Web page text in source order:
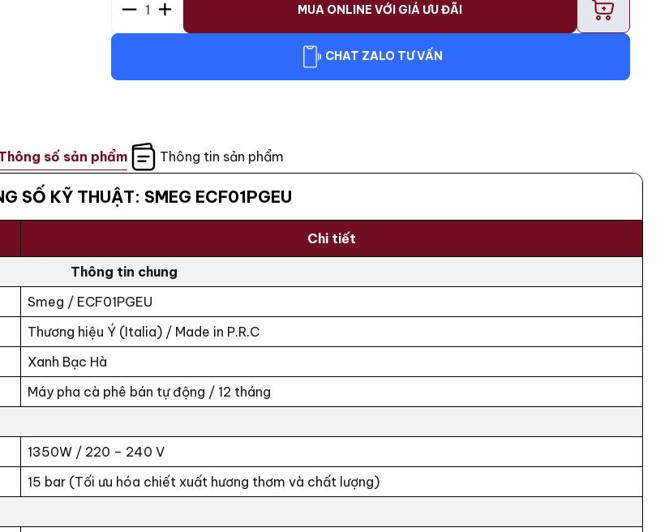
1 MUA ONLINE VỚI GIÁ ƯU ĐÃI +
CHAT ZALO TƯ VẤN
số sản phẩm Thông tin sản phẩm
SỐ KỸ THUẬT: SMEG ECF01PGEU
Chi tiết
Thông tin chung
Smeg / ECF01PGEU
Thương hiệu Ý (Italia) / Made in P.R.C
Xanh Bạc Hà
Máy pha cà phê bán tự động / 12 tháng
1350W / 220 – 240 V
15 bar (Tối ưu hóa chiết xuất hương thơm và chất lượng)